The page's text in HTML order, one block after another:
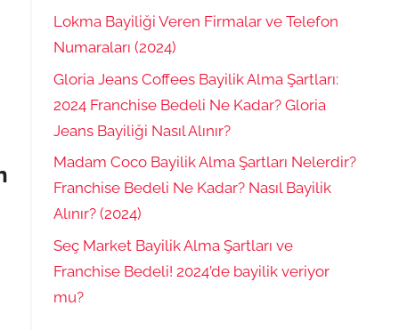
Lokma Bayiliği Veren Firmalar ve Telefon
Numaraları (2024)
Gloria Jeans Coffees Bayilik Alma Şartları:
2024 Franchise Bedeli Ne Kadar? Gloria
Jeans Bayiliği Nasıl Alınır?
Madam Coco Bayilik Alma Şartları Nelerdir?
Franchise Bedeli Ne Kadar? Nasıl Bayilik
Alınır? (2024)
Seç Market Bayilik Alma Şartları ve
Franchise Bedeli! 2024’de bayilik veriyor
mu?